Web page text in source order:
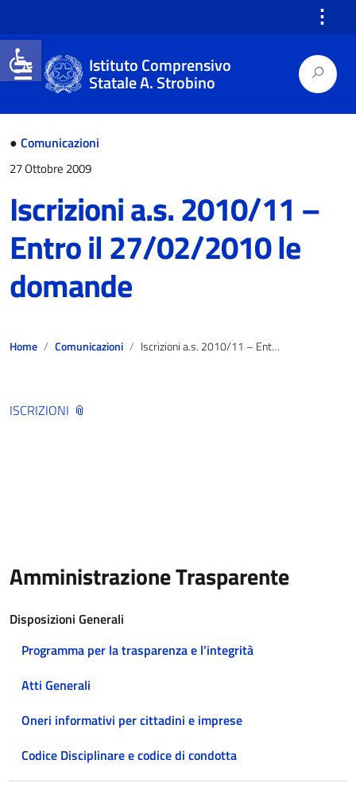
Open toolbar
⋮
Istituto Comprensivo
Statale A. Strobino
● Comunicazioni
27 Ottobre 2009
Iscrizioni a.s. 2010/11 –
Entro il 27/02/2010 le
domande
Home Comunicazioni Iscrizioni a.s. 2010/11 – Entro il 27/02/2010 le domande
ISCRIZIONI
Amministrazione Trasparente
Disposizioni Generali
Programma per la trasparenza e l’integrità
Atti Generali
Oneri informativi per cittadini e imprese
Codice Disciplinare e codice di condotta